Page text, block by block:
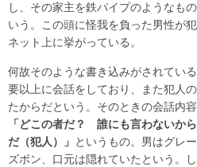
し、その家主を鉄パイプのようなも
いう。この頭に怪我を負った男性が
ネット上に挙がっている。
何故そのような書き込みがされてい
要以上に会話をしており、また犯人
たからだという。そのときの会話内
「どこの者だ？ 誰にも言わないか
だ（犯人）」 というもの。男はグレ
ズボン、口元は隠れていたという。